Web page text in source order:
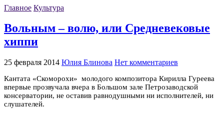
Главное Культура
Вольным – волю, или Средневековые
хиппи
25 февраля 2014 Юлия Блинова Нет комментариев
Кантата «Скоморохи» молодого композитора Кирилла Гуреева
впервые прозвучала вчера в Большом зале Петрозаводской
консерватории, не оставив равнодушными ни исполнителей, ни
слушателей.